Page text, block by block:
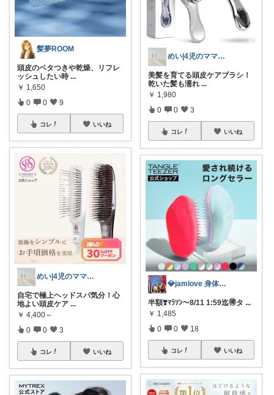
髪夢ROOM
頭皮のベタつきや乾燥、リフレ
ッシュしたい時 ...
￥ 1,650
0 0 9
コレ いいね
めい|4児のママおすすめ
自宅で極上ヘッドスパ気分！心
地よい頭皮ケア ...
￥ 4,400～
0 0 3
コレ いいね
めい|4児のママおすすめ
美髪を育てる頭皮ケアブラシ！
乾いた髪も濡れ ...
￥ 1,980
0 0 3
コレ いいね
💎jamlove 身体に優しく
半額❣️ﾏﾗｿﾝ〜8/11 1:59迄🉐タ ...
￥ 1,485
0 0 18
コレ いいね